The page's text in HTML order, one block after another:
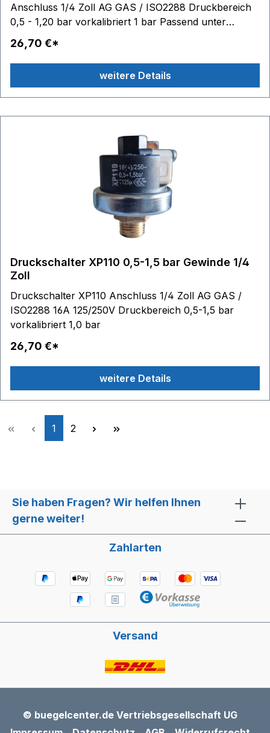
Anschluss 1/4 Zoll AG GAS / ISO2288 Druckbereich
0,5 - 1,20 bar vorkalibriert 1 bar Passend unter
anderem für: Bezzera Magica, Mitica, Giulia ECM
Mechanik, Elektronika, Technika, Classika, Rocket
Cellini, R58, Giulia Vibiemme Isomac BFC
26,70 €*
weitere Details
Druckschalter XP110 0,5-1,5 bar Gewinde 1/4
Zoll
Druckschalter XP110 Anschluss 1/4 Zoll AG GAS /
ISO2288 16A 125/250V Druckbereich 0,5-1,5 bar
26,70 €*
weitere Details
Seite
1 Seite
2
Sie haben Fragen? Wir helfen Ihnen
gerne weiter!
Zahlarten
Versand
© buegelcenter.de Vertriebsgesellschaft UG